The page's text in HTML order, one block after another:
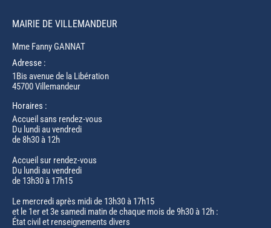
MAIRIE DE VILLEMANDEUR
Mme Fanny GANNAT
Adresse :
1Bis avenue de la Libération
45700 Villemandeur
Horaires :
Accueil sans rendez-vous
Du lundi au vendredi
de 8h30 à 12h
Accueil sur rendez-vous
Du lundi au vendredi
de 13h30 à 17h15
Le mercredi après midi de 13h30 à 17h15
et le 1er et 3e samedi matin de chaque mois de 9h30 à 12h :
État civil et renseignements divers